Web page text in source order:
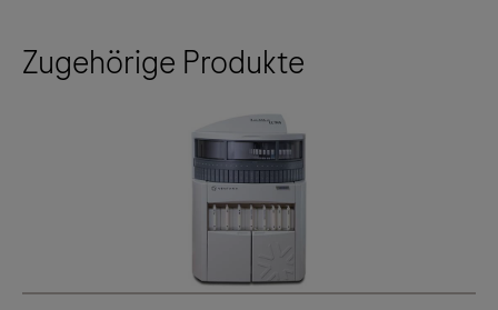
Zugehörige Produkte